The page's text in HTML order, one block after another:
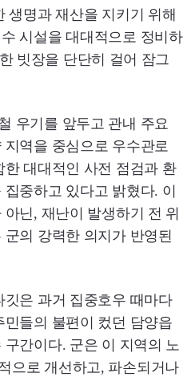
생명과 재산을 지키기 위해
시설을 대대적으로 정비하
빗장을 단단히 걸어 잠그
우기를 앞두고 관내 주요
역을 중심으로 우수관로
대대적인 사전 점검과 환
중하고 있다고 밝혔다. 이
닌, 재난이 발생하기 전 위
의 강력한 의지가 반영된
은 과거 집중호우 때마다
들의 불편이 컸던 담양읍
간이다. 군은 이 지역의 노
으로 개선하고, 파손되거나